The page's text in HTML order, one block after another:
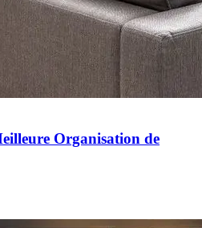
Organisation de